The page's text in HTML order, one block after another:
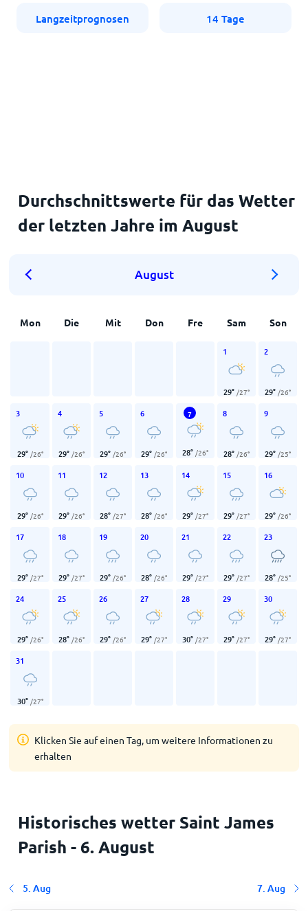
Langzeitprognosen 14 Tage
Durchschnittswerte für das Wetter
der letzten Jahre im August
August
Mon Die Mit Don Fre Sam Son
1
29° /27°
2
29° /26°
3
29° /26°
4
29° /26°
5
29° /26°
6
29° /26°
7
28° /26°
8
28° /26°
9
29° /25°
10
29° /26°
11
29° /26°
12
28° /27°
13
28° /26°
14
29° /27°
15
29° /27°
16
29° /26°
17
29° /27°
18
29° /27°
19
29° /26°
20
28° /26°
21
29° /27°
22
29° /27°
23
28° /25°
24
29° /26°
25
28° /26°
26
29° /26°
27
29° /27°
28
30° /27°
29
29° /27°
30
29° /27°
31
30° /27°
Klicken Sie auf einen Tag, um weitere Informationen zu
erhalten
Historisches wetter Saint James
Parish - 6. August
5. Aug 7. Aug